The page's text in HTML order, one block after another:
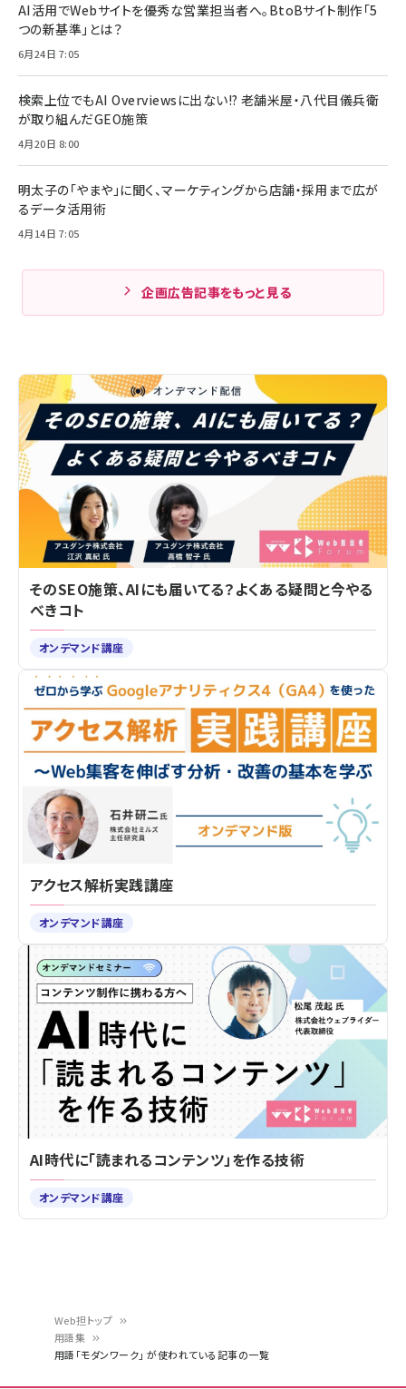
Web担トップ
用語集
用語「モダンワーク」 が使われている記事の一覧
AI活用でWebサイトを優秀な営業担当者へ。BtoBサイト制作「5
つの新基準」とは？
6月24日 7:05
検索上位でもAI Overviewsに出ない!? 老舗米屋・八代目儀兵衛
が取り組んだGEO施策
4月20日 8:00
明太子の「やまや」に聞く、マーケティングから店舗・採用まで広が
るデータ活用術
4月14日 7:05
企画広告記事をもっと見る
そのSEO施策、AIにも届いてる？よくある疑問と今やる
べきコト
オンデマンド講座
アクセス解析実践講座
オンデマンド講座
AI時代に「読まれるコンテンツ」を作る技術
オンデマンド講座